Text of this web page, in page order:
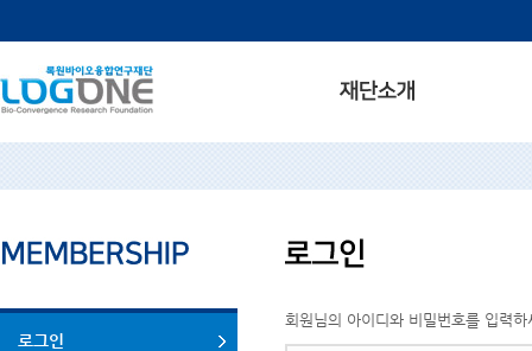
로그인
회원님의 아이디와 비밀번호를 입력하